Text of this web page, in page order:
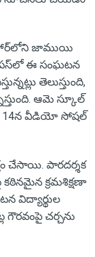
జాముయి
ఈ సంఘటన
తెలుస్తుంది,
ఆమె స్కూల్
14న వీడియో సోషల్
చేసాయి. పారదర్శక
క్రమశిక్షణా
విద్యార్థుల
గౌరవంపై చర్చను